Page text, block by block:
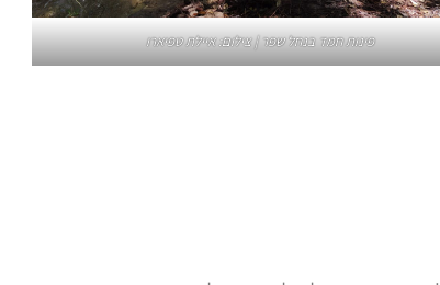
‏פינות חמד בנחל שפר | צילום: איילת טפיארו